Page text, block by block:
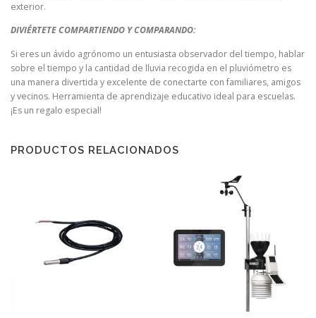
exterior.
DIVIÉRTETE COMPARTIENDO Y COMPARANDO:
Si eres un ávido agrónomo un entusiasta observador del tiempo, hablar
sobre el tiempo y la cantidad de lluvia recogida en el pluviómetro es
una manera divertida y excelente de conectarte con familiares, amigos
y vecinos. Herramienta de aprendizaje educativo ideal para escuelas.
¡Es un regalo especial!
PRODUCTOS RELACIONADOS